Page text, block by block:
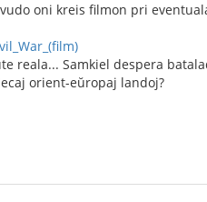
oni kreis filmon pri
reala... Samkiel despera
orient-eŭropaj landoj?